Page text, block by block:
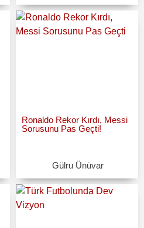
Ronaldo Rekor Kırdı, Messi
Sorusunu Pas Geçti!
Gülru Ünüvar